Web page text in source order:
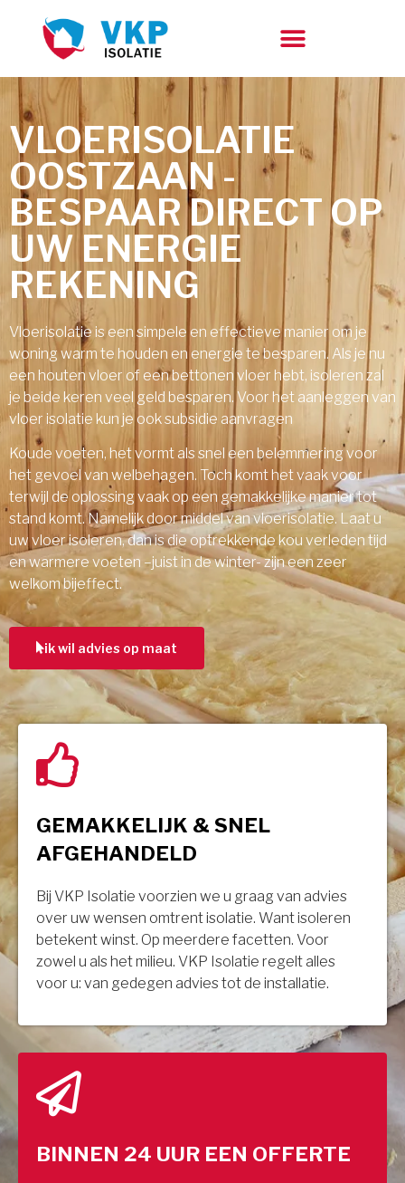
VLOERISOLATIE
OOSTZAAN -
BESPAAR DIRECT OP
UW ENERGIE
REKENING
Vloerisolatie is een simpele en effectieve manier om je
woning warm te houden en energie te besparen. Als je nu
een houten vloer of een bettonen vloer hebt, isoleren zal
je beide keren veel geld besparen. Voor het aanleggen van
vloer isolatie kun je ook subsidie aanvragen
Koude voeten, het vormt als snel een belemmering voor
het gevoel van welbehagen. Toch komt het vaak voor
terwijl de oplossing vaak op een gemakkelijke manier tot
stand komt. Namelijk door middel van vloerisolatie. Laat u
uw vloer isoleren, dan is die optrekkende kou verleden tijd
en warmere voeten –juist in de winter- zijn een zeer
welkom bijeffect.
ik wil advies op maat
GEMAKKELIJK & SNEL
AFGEHANDELD
Bij VKP Isolatie voorzien we u graag van advies
over uw wensen omtrent isolatie. Want isoleren
betekent winst. Op meerdere facetten. Voor
zowel u als het milieu. VKP Isolatie regelt alles
voor u: van gedegen advies tot de installatie.
BINNEN 24 UUR EEN OFFERTE